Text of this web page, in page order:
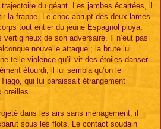
du géant. Les jambes écartées, il
la frappe. Le choc abrupt des deux lames
tout entier du jeune Espagnol ploya,
de son adversaire. Il n’eut pas
nouvelle attaque ; la brute lui
telle violence qu’il vit des étoiles danser
étourdi, il lui sembla qu’on le
qui lui paraissait étrangement
dans les airs sans ménagement, il
sous les flots. Le contact soudain